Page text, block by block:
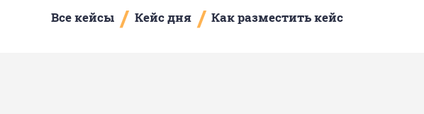
Все кейсы / Кейс дня / Как разместить кейс